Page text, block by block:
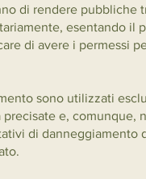
di rendere pubbliche
esentando il
di avere i permessi
sono utilizzati
e, comunque,
di danneggiamento